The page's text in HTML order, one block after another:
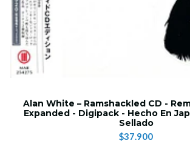
Alan White – Ramshackled CD -
Expanded - Digipack - Hecho En
Sellado
$37.900